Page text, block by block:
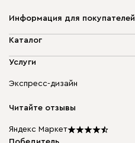
Информация для покупателей
О компании
Доставка и оплата
диван.клуб
Карьера
Подарочные сертификаты
Мы в прессе
Каталог
Мягкая мебель
Бескаркасная мебель
Столы и стулья
Услуги
Экспресс-дизайн
Читайте отзывы
Яндекс Маркет